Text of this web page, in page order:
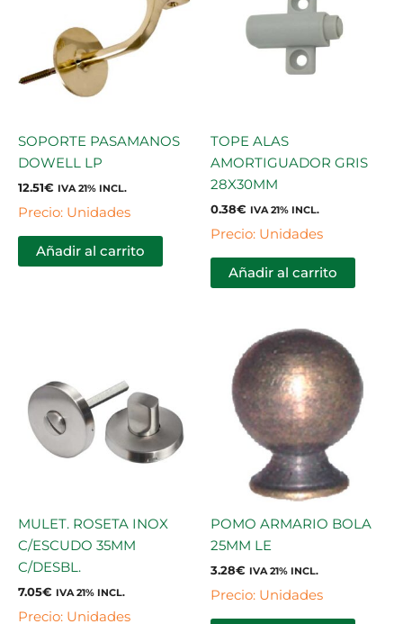
SOPORTE PASAMANOS
DOWELL LP
12.51€ IVA 21% INCL.
Precio: Unidades
Añadir al carrito
TOPE ALAS
AMORTIGUADOR GRIS
28X30MM
0.38€ IVA 21% INCL.
Precio: Unidades
Añadir al carrito
MULET. ROSETA INOX
C/ESCUDO 35MM
C/DESBL.
7.05€ IVA 21% INCL.
Precio: Unidades
POMO ARMARIO BOLA
25MM LE
3.28€ IVA 21% INCL.
Precio: Unidades